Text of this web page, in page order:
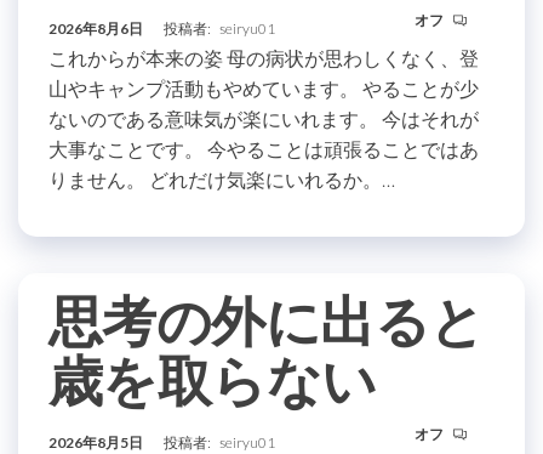
2026年8月6日 投稿者: seiryu01 オフ
これからが本来の姿 母の病状が思わしくなく、登
山やキャンプ活動もやめています。 やることが少
ないのである意味気が楽にいれます。 今はそれが
大事なことです。 今やることは頑張ることではあ
りません。 どれだけ気楽にいれるか。…
思考の外に出ると
歳を取らない
2026年8月5日 投稿者: seiryu01 オフ